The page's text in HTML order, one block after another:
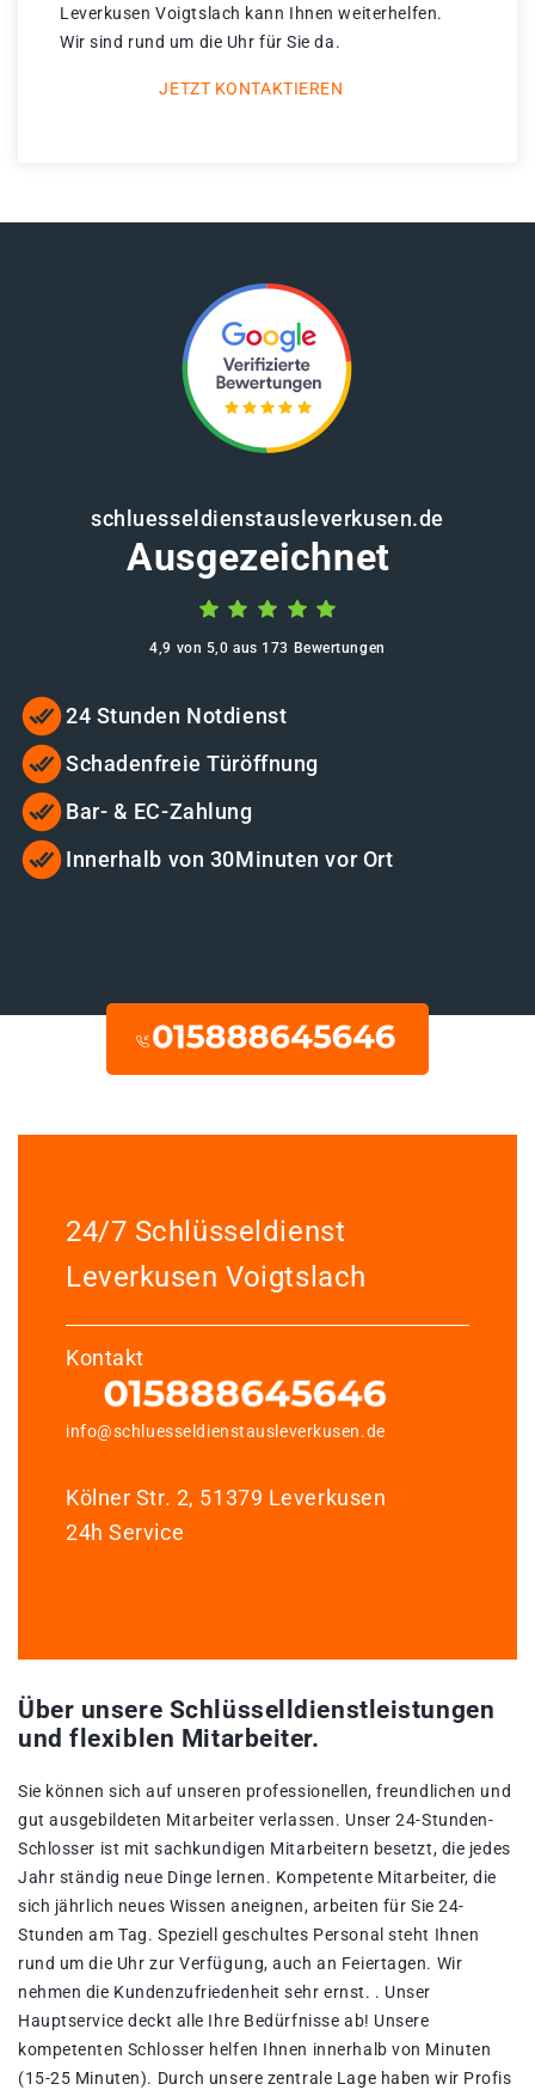
Leverkusen Voigtslach kann Ihnen weiterhelfen.
Wir sind rund um die Uhr für Sie da.
JETZT KONTAKTIEREN
schluesseldienstausleverkusen.de
Ausgezeichnet
4,9 von 5,0 aus 173 Bewertungen
24 Stunden Notdienst
Schadenfreie Türöffnung
Bar- & EC-Zahlung
Innerhalb von 30Minuten vor Ort
24/7 Schlüsseldienst
Leverkusen Voigtslach
Kontakt
info@schluesseldienstausleverkusen.de
Kölner Str. 2, 51379 Leverkusen
24h Service
Über unsere Schlüsselldienstleistungen
und flexiblen Mitarbeiter.
Sie können sich auf unseren professionellen, freundlichen und
gut ausgebildeten Mitarbeiter verlassen. Unser 24-Stunden-
Schlosser ist mit sachkundigen Mitarbeitern besetzt, die jedes
Jahr ständig neue Dinge lernen. Kompetente Mitarbeiter, die
sich jährlich neues Wissen aneignen, arbeiten für Sie 24-
Stunden am Tag. Speziell geschultes Personal steht Ihnen
rund um die Uhr zur Verfügung, auch an Feiertagen. Wir
nehmen die Kundenzufriedenheit sehr ernst. . Unser
Hauptservice deckt alle Ihre Bedürfnisse ab! Unsere
kompetenten Schlosser helfen Ihnen innerhalb von Minuten
(15-25 Minuten). Durch unsere zentrale Lage haben wir Profis